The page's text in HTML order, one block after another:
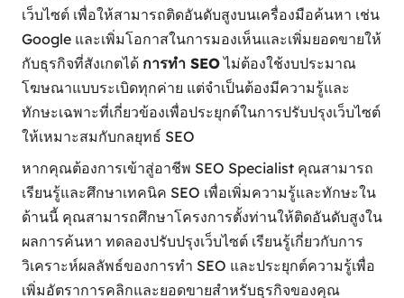
เว็บไซต์ เพื่อให้สามารถติดอันดับสูงบนเครื่องมือค้นหา เช่น
Google และเพิ่มโอกาสในการมองเห็นและเพิ่มยอดขายให้
กับธุรกิจที่สังเกตได้ การทำ SEOไม่ต้องใช้งบประมาณ
โฆษณาแบบระเบิดทุกค่าย แต่จำเป็นต้องมีความรู้และ
ทักษะเฉพาะที่เกี่ยวข้องเพื่อประยุกต์ในการปรับปรุงเว็บไซต์
ให้เหมาะสมกับกลยุทธ์ SEO
หากคุณต้องการเข้าสู่อาชีพ SEO Specialist คุณสามารถ
เรียนรู้และศึกษาเทคนิค SEO เพื่อเพิ่มความรู้และทักษะใน
ด้านนี้ คุณสามารถศึกษาโครงการตั้งท่านให้ติดอันดับสูงใน
ผลการค้นหา ทดลองปรับปรุงเว็บไซต์ เรียนรู้เกี่ยวกับการ
วิเคราะห์ผลลัพธ์ของการทำ SEO และประยุกต์ความรู้เพื่อ
เพิ่มอัตราการคลิกและยอดขายสำหรับธุรกิจของคุณ